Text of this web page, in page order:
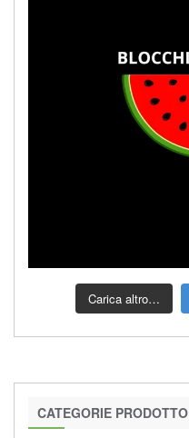
Carica altro…
CATEGORIE PRODOTTO